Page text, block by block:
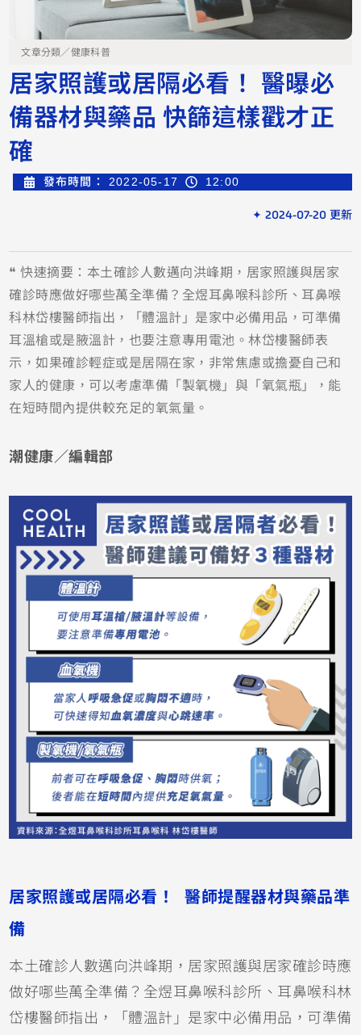
文章分類／健康科普
居家照護或居隔必看！ 醫曝必
備器材與藥品 快篩這樣戳才正
確
發布時間： 2022-05-17 12:00
✦ 2024-07-20 更新
❝ 快速摘要：本土確診人數邁向洪峰期，居家照護與居家
確診時應做好哪些萬全準備？全煜耳鼻喉科診所、耳鼻喉
科林岱樓醫師指出，「體溫計」是家中必備用品，可準備
耳溫槍或是腋溫計，也要注意專用電池。林岱樓醫師表
示，如果確診輕症或是居隔在家，非常焦慮或擔憂自己和
家人的健康，可以考慮準備「製氧機」與「氧氣瓶」，能
在短時間內提供較充足的氧氣量。
潮健康／編輯部
居家照護或居隔必看！ 醫師提醒器材與藥品準
備
本土確診人數邁向洪峰期，居家照護與居家確診時應
做好哪些萬全準備？全煜耳鼻喉科診所、耳鼻喉科林
岱樓醫師指出，「體溫計」是家中必備用品，可準備